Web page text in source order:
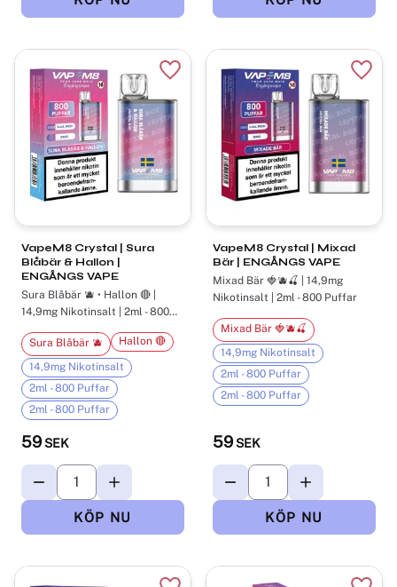
VapeM8 Crystal | Sura
Blåbär & Hallon |
ENGÅNGS VAPE
Sura Blåbär 🫐 • Hallon 🔴 |
14,9mg Nikotinsalt | 2ml - 800
59 SEK
Sura Blåbär 🫐 Hallon 🔴
14,9mg Nikotinsalt
2ml - 800 Puffar
2ml - 800 Puffar
Lägg till i favoriter
VapeM8 Crystal | Mixad
Bär | ENGÅNGS VAPE
Mixad Bär 🍓🫐🍒 | 14,9mg
Nikotinsalt | 2ml - 800 Puffar
59 SEK
Mixad Bär 🍓🫐🍒
14,9mg Nikotinsalt
2ml - 800 Puffar
2ml - 800 Puffar